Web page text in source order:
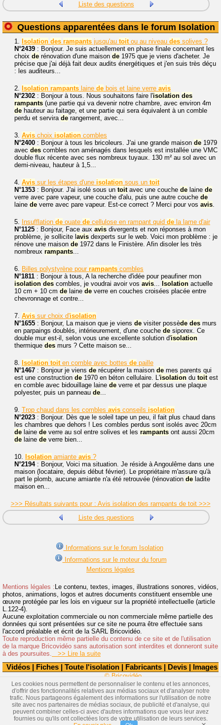
Vidéos | Fiches | Toute l'isolation | Fabricants | Devis | Images
Liste des questions
Questions apparentées dans le forum Isolation
1. Isolation des rampants jusqu'au toitou au niveau des solives ?
N°2439 : Bonjour. Je suis actuellement en phase finale concernant les
choix de rénovation d'une maison de 1975 que je viens d'acheter. Je
précise que j'ai déjà fait deux audits énergétiques et j'en suis très déçu
: les auditeurs...
2. Isolation rampants laine de bois et laine verre avis
N°2302 : Bonjour à tous. Nous souhaitons faire l'isolation des
rampants (une partie qui va devenir notre chambre, avec environ 4m
de hauteur au faitage, et une partie qui sera équivalent à un comble
perdu et servira de rangement, avec...
3. Avis choix isolation combles
N°2400 : Bonjour à tous les bricoleurs. J'ai une grande maison de 1979
avec des combles non aménagés dans lesquels est installée une VMC
double flux récente avec ses nombreux tuyaux. 130 m² au sol avec un
demi-niveau, hauteur à 1,5...
4. Avis sur les étapes d'une isolation sous un toit
N°1353 : Bonjour. J'ai isolé sous un toitavec une couche de laine de
verre avec pare vapeur, une couche d'alu, puis une autre couche de
laine de verre avec pare vapeur. Est-ce correct ? Merci pour vos avis.
5. Insufflation de ouate de cellulose en rampant quid de la lame d'air
N°1125 : Bonjour, Face aux avis divergents et non réponses à mon
problème, je sollicite l avis dexperts sur le web. Voici mon problème : je
rénove une maison de 1972 dans le Finistère. Afin disoler les très
nombreux rampants...
6. Billes polystyrène pour rampants combles
N°1811 : Bonjour à tous, A la recherche d'idée pour peaufiner mon
isolation des combles, je voudrai avoir vos avis... Isolation actuelle
10 cm + 10 cm de laine de verre en couches croisées placée entre
chevronnage et contre...
7. Avis sur choix d'isolation
N°1655 : Bonjour, La maison que je viens de visiter possède des murs
en parpaings doublés, intérieurement, d'une couche de siporex. Ce
double mur est-il, selon vous une excellente solution d'isolation
thermique des murs ? Cette maison se...
8. Isolation toiten comble avec bottes de paille
N°1467 : Bonjour je viens de récupérer la maison de mes parents qui
est une construction de 1970 en béton cellulaire. L'isolation du toitest
en comble avec bidouillage laine de verre et par dessus une plaque
polyester, puis un panneau de...
9. Trop chaud dans les combles avis conseils isolation
N°2023 : Bonjour. Dès que le soleil tape un peu, il fait plus chaud dans
les chambres que dehors ! Les combles perdus sont isolés avec 20cm
de laine de verre au sol entre solives et les rampants ont aussi 20cm
de laine de verre bien...
10. Isolation amiante avis ?
N°2194: Bonjour, Voici ma situation. Je réside à Angoulême dans une
maison (locataire, depuis début février). Le propriétaire m'assure qu'à
part le plomb, aucune amiante n'a été retrouvée (rénovation de ladite
maison en...
>>> Résultats suivants pour : Avis isolation des rampants de toit >>>
Liste des questions
Informations sur le forum Isolation
Informations sur le moteur du forum
Mentions légales
Mentions légales : Le contenu, textes, images, illustrations sonores, vidéos,
photos, animations, logos et autres documents constituent ensemble une
œuvre protégée par les lois en vigueur sur la propriété intellectuelle (article
L.122-4).
Aucune exploitation commerciale ou non commerciale même partielle des
données qui sont présentées sur ce site ne pourra être effectuée sans
l'accord préalable et écrit de la SARL Bricovidéo.
Toute reproduction même partielle du contenu de ce site et de l'utilisation
de la marque Bricovidéo sans autorisation sont interdites et donneront suite
à des poursuites. >> Lire la suite
© Bricovidéo
Les cookies nous permettent de personnaliser le contenu et les annonces,
d'offrir des fonctionnalités relatives aux médias sociaux et d'analyser notre
trafic. Nous partageons également des informations sur l'utilisation de notre
site avec nos partenaires de médias sociaux, de publicité et d'analyse, qui
peuvent combiner celles-ci avec d'autres informations que vous leur avez
fournies ou qu'ils ont collectées lors de votre utilisation de leurs services.